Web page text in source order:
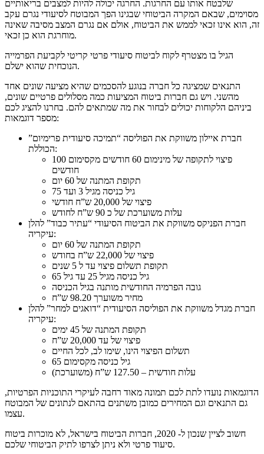
שלבטח אותו עם החרגות. החרגה יכולה להיות למצבים בריאותיים
מסוימים, שבאם המקרה הביטוחי שבגינו הפך המבוטח לסיעודי נגרם עקב
זה, הוא אינו זכאי לממש את הביטוח, אולם אם נגרם המצב מסיבה שאינה
מוחרגת הוא כן זכאי.
הגיל בו מצטרף לקוח לביטוח סיעודי פרטי קריטי לקביעת הפרמייה
הנוכחית שהוא ישלם.
התנאים שמציגה כל חברה בנוגע להסכמים שהיא מציעה שונים אחד
מהשני. ויש גם חברות ביטוח המציעות כמה מסלולים פרטיים שונים,
ביניהם הלקוחות יכולים לבחור את מה שמתאים להם. בחרנו להציג לכם
מספר דוגמאות:
חברת איילון משווקת את הפוליסה “תמיכה סיעודית פרימיום”
הכוללת:
פיצוי לתקופה של מינימום 60 חודשים מקסימום 100
חודשים
תקופת המתנה של 60 יום
גיל כניסה מגיל 3 ועד 75
פיצוי של 20,000 ש”ח חודשי
עלות משוערכת של כ 90 ש”ח לחודש
חברת הפניקס משווקת את הביטוח הסיעודי “עתיר כבוד” להלן
עיקריה:
תקופת המתנה של 60 יום
פיצוי של 22,000 ש”ח בחודש
תקופת תשלום פיצוי עד ל 5 שנים
גיל כניסה מגיל 25 עד גיל 65
גובה הפרמיה החודשית מותנה בגיל הכניסה
מחיר משוערך 98.20 ש”ח
חברת מגדל משווקת את הפוליסה הסיעודית “דואגים למחר” להלן
עיקריה:
תקופת המתנה של 45 ימים
פיצוי של עד 20,000 ש”ח
תשלום הפיצוי הינו, שימו לב, לכל החיים
גיל כניסה מקסימום 65
עלות חודשית – 127.50 ש”ח (משוערכת)
הדוגמאות נועדו לתת לכם תמונה מאוד רחבה לעיקרי התוכניות הפרטיות,
גם התנאים וגם המחירים כמובן משתנים בהתאם לנתונים של המבוטח
עצמו.
חשוב לציין שנכון ל- 2020, חברות הביטוח בישראל, לא מוכרות ביטוח
סיעוד פרטי ולא ניתן לצרפו לתיק הביטוחי שלכם.